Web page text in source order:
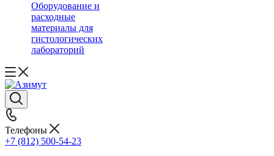
Оборудование и
расходные
материалы для
гистологических
лабораторий
Телефоны
+7 (812) 500-54-23